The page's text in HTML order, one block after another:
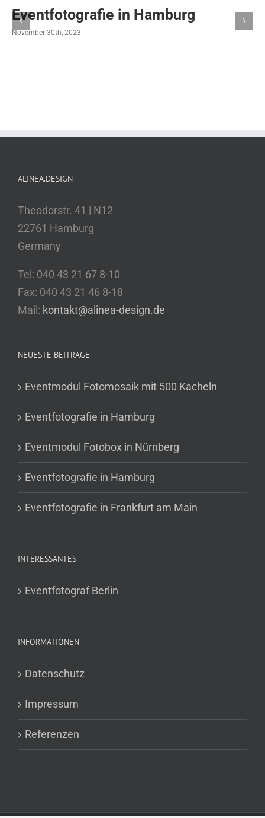
Eventfotografie in Hamburg
November 30th, 2023
ALINEA.DESIGN
Theodorstr. 41 | N12
22761 Hamburg
Germany
Tel: 040 43 21 67 8-10
Fax: 040 43 21 46 8-18
Mail: kontakt@alinea-design.de
NEUESTE BEITRÄGE
Eventmodul Fotomosaik mit 500 Kacheln
Eventfotografie in Hamburg
Eventmodul Fotobox in Nürnberg
Eventfotografie in Hamburg
Eventfotografie in Frankfurt am Main
INTERESSANTES
Eventfotograf Berlin
INFORMATIONEN
Datenschutz
Impressum
Referenzen